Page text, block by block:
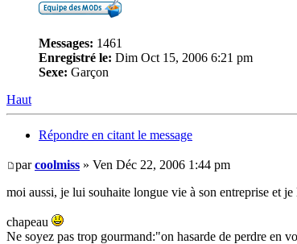
Messages: 1461
Enregistré le: Dim Oct 15, 2006 6:21 pm
Sexe: Garçon
Haut
Répondre en citant le message
parcoolmiss » Ven Déc 22, 2006 1:44 pm
moi aussi, je lui souhaite longue vie à son entreprise et
chapeau
Ne soyez pas trop gourmand:"on hasarde de perdre en